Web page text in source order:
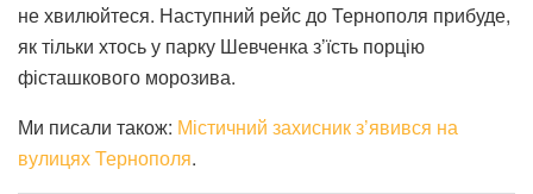
не хвилюйтеся. Наступний рейс до Тернополя прибуде,
як тільки хтось у парку Шевченка з’їсть порцію
фісташкового морозива.
Ми писали також: Містичний захисник з’явився на
вулицях Тернополя.